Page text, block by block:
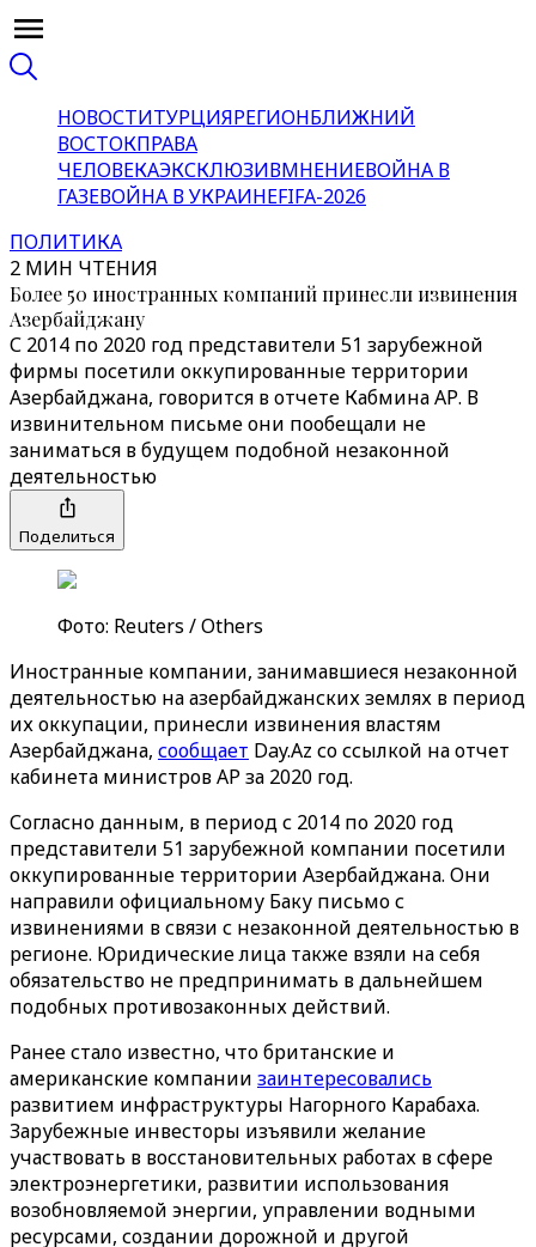
НОВОСТИТУРЦИЯРЕГИОНБЛИЖНИЙ
ВОСТОКПРАВА
ЧЕЛОВЕКАЭКСКЛЮЗИВМНЕНИЕВОЙНА В
ГАЗЕВОЙНА В УКРАИНЕFIFA-2026
ПОЛИТИКА
2 МИН ЧТЕНИЯ
Более 50 иностранных компаний принесли извинения
Азербайджану
С 2014 по 2020 год представители 51 зарубежной
фирмы посетили оккупированные территории
Азербайджана, говорится в отчете Кабмина АР. В
извинительном письме они пообещали не
заниматься в будущем подобной незаконной
деятельностью
Поделиться
Фото: Reuters / Others
Иностранные компании, занимавшиеся незаконной
деятельностью на азербайджанских землях в период
их оккупации, принесли извинения властям
Азербайджана, сообщает Day.Az со ссылкой на отчет
кабинета министров АР за 2020 год.
Согласно данным, в период с 2014 по 2020 год
представители 51 зарубежной компании посетили
оккупированные территории Азербайджана. Они
направили официальному Баку письмо с
извинениями в связи с незаконной деятельностью в
регионе. Юридические лица также взяли на себя
обязательство не предпринимать в дальнейшем
подобных противозаконных действий.
Ранее стало известно, что британские и
американские компании заинтересовались
развитием инфраструктуры Нагорного Карабаха.
Зарубежные инвесторы изъявили желание
участвовать в восстановительных работах в сфере
электроэнергетики, развитии использования
возобновляемой энергии, управлении водными
ресурсами, создании дорожной и другой